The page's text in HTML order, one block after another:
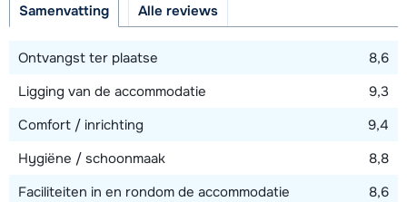
20 meter
Afstand tot skibushalte
Samenvatting Alle reviews
Ontvangst ter plaatse
8,6
Ligging van de accommodatie
9,3
Comfort / inrichting
9,4
Hygiëne / schoonmaak
8,8
Faciliteiten in en rondom de accommodatie
8,6